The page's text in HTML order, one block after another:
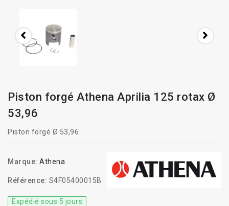
Piston forgé Athena Aprilia 125 rotax Ø
53,96
Piston forgé Ø 53,96
Marque: Athena
Référence: S4F05400015B
Expédié sous 5 jours